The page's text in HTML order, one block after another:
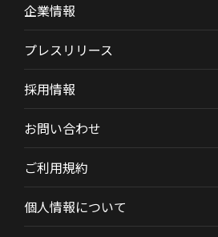
企業情報
プレスリリース
採用情報
お問い合わせ
ご利用規約
個人情報について